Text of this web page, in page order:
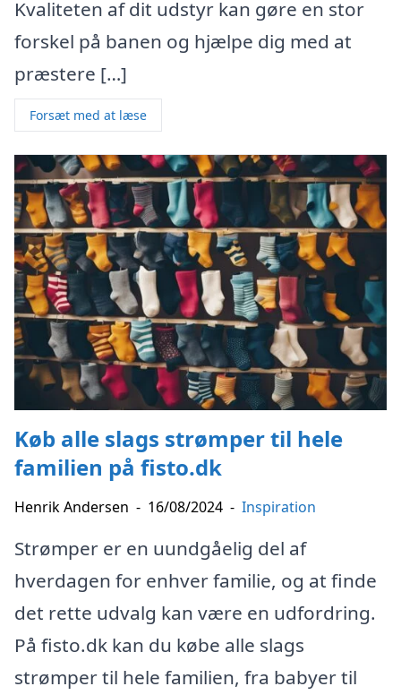
Kvaliteten af dit udstyr kan gøre en stor
forskel på banen og hjælpe dig med at
præstere […]
Forsæt med at læse
Køb alle slags strømper til hele
familien på fisto.dk
Henrik Andersen - 16/08/2024 - Inspiration
Strømper er en uundgåelig del af
hverdagen for enhver familie, og at finde
det rette udvalg kan være en udfordring.
På fisto.dk kan du købe alle slags
strømper til hele familien, fra babyer til